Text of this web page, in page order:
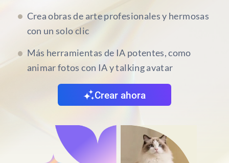
Crea obras de arte profesionales y hermosas
con un solo clic
Más herramientas de IA potentes, como
animar fotos con IA y talking avatar
Crear ahora